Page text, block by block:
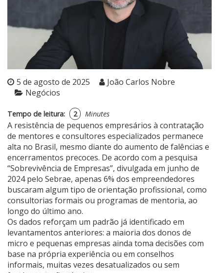
5 de agosto de 2025
João Carlos Nobre
Negócios
Tempo de leitura: 2 Minutes
A resistência de pequenos empresários à contratação
de mentores e consultores especializados permanece
alta no Brasil, mesmo diante do aumento de falências e
encerramentos precoces. De acordo com a pesquisa
“Sobrevivência de Empresas”, divulgada em junho de
2024 pelo Sebrae, apenas 6% dos empreendedores
buscaram algum tipo de orientação profissional, como
consultorias formais ou programas de mentoria, ao
longo do último ano.
Os dados reforçam um padrão já identificado em
levantamentos anteriores: a maioria dos donos de
micro e pequenas empresas ainda toma decisões com
base na própria experiência ou em conselhos
informais, muitas vezes desatualizados ou sem